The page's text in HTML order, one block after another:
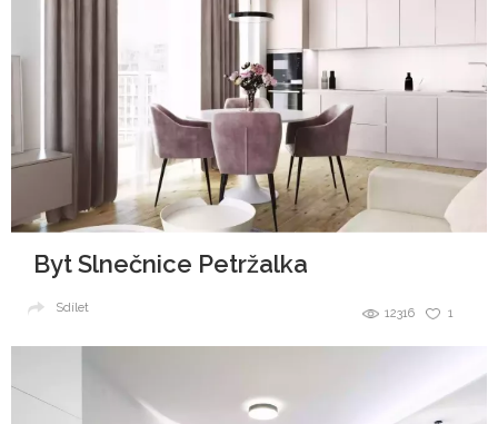
Byt Slnečnice Petržalka
1
12316
Sdílet